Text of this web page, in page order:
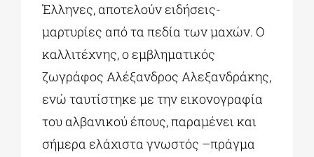
Έλληνες, αποτελούν ειδήσεις-
μαρτυρίες από τα πεδία των μαχών. Ο
καλλιτέχνης, ο εμβληματικός
ζωγράφος Αλέξανδρος Αλεξανδράκης,
ενώ ταυτίστηκε με την εικονογραφία
του αλβανικού έπους, παραμένει και
σήμερα ελάχιστα γνωστός –πράγμα